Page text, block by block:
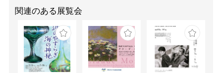
関連のある展覧会